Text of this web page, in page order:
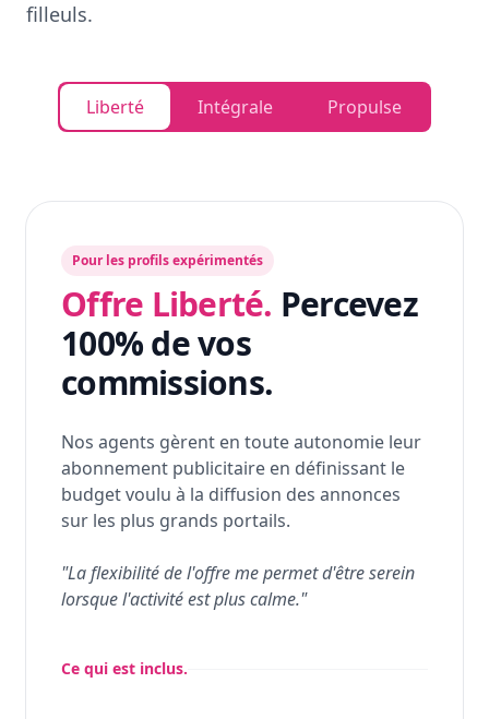
filleuls.
Liberté Intégrale Propulse
Pour les profils expérimentés
Offre Liberté. Percevez
100% de vos
commissions.
Nos agents gèrent en toute autonomie leur
abonnement publicitaire en définissant le
budget voulu à la diffusion des annonces
sur les plus grands portails.
"La flexibilité de l'offre me permet d'être serein
lorsque l'activité est plus calme."
Ce qui est inclus.